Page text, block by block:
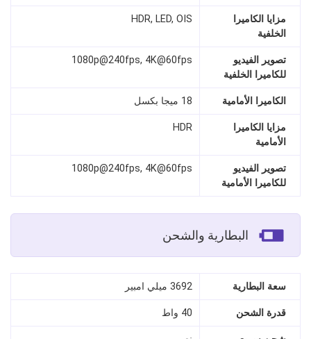
مزايا الكاميرا
الخلفية
HDR, LED, OIS
تصوير الفيديو
للكاميرا الخلفية
1080p@240fps, 4K@60fps
الكاميرا الأمامية 18 ميجا بكسل
مزايا الكاميرا
الأمامية
HDR
تصوير الفيديو
للكاميرا الأمامية
1080p@240fps, 4K@60fps
البطارية والشحن
سعة البطارية 3692 ميلي امبير
قدرة الشحن 40 واط